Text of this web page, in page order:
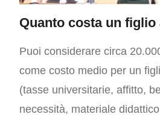
Quanto costa un
Puoi considerare circa
come costo medio per un
(tasse universitarie, affitto,
necessità, materiale